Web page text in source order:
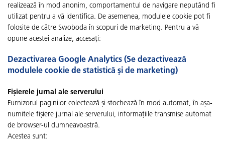
realizează în mod anonim, comportamentul de navigare neputând fi
utilizat pentru a vă identifica. De asemenea, modulele cookie pot fi
folosite de către Swoboda în scopuri de marketing. Pentru a vă
opune acestei analize, accesați:
Dezactivarea Google Analytics (Se dezactivează
modulele cookie de statistică și de marketing)
Fișierele jurnal ale serverului
Furnizorul paginilor colectează și stochează în mod automat, în așa-
numitele fișiere jurnal ale serverului, informațiile transmise automat
de browser-ul dumneavoastră.
Acestea sunt: